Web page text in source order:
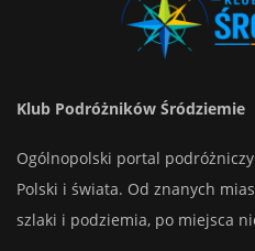
Klub Podróżników Śródziemie
Ogólnopolski portal
Polski i świata. Od znanych
szlaki i podziemia, po miejsca